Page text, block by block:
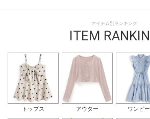
アイテム別ランキング
ITEM
トップス アウター ワンピ